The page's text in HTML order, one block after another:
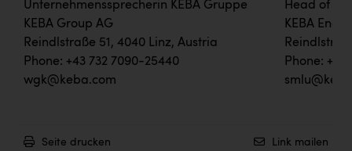
Unternehmenssprecherin KEBA Gruppe
KEBA Group AG
Reindlstraße 51, 4040 Linz, Austria
Phone: +43 732 7090-25440
wgk@keba.com
Head of
KEBA
Phone: +43
Seite drucken Link mailen